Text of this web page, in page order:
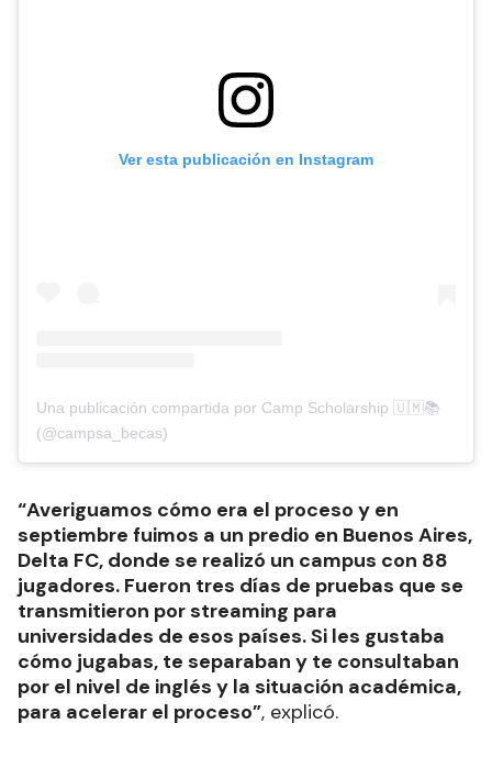
Ver esta publicación en Instagram
Una publicación compartida por Camp Scholarship 🇺🇲📚
(@campsa_becas)
“Averiguamos cómo era el proceso y en
septiembre fuimos a un predio en Buenos Aires,
Delta FC, donde se realizó un campus con 88
jugadores. Fueron tres días de pruebas que se
transmitieron por streaming para
universidades de esos países. Si les gustaba
cómo jugabas, te separaban y te consultaban
por el nivel de inglés y la situación académica,
para acelerar el proceso”, explicó.